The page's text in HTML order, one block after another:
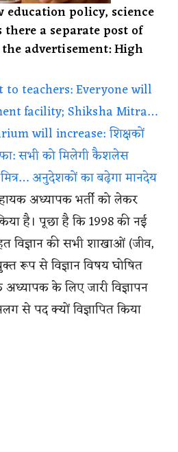
education policy, science
a separate post of
advertisement: High
to teachers: Everyone will
facility; Shiksha Mitra…
will increase: शिक्षकों
सभी को मिलेगी कैशलेस
अनुदेशकों का बढ़ेगा मानदेय
अध्यापक भर्ती को लेकर
है। पूछा है कि 1998 की नई
विज्ञान की सभी शाखाओं (जीव,
रूप से विज्ञान विषय घोषित
के लिए जारी विज्ञापन
से पद क्यों विज्ञापित किया